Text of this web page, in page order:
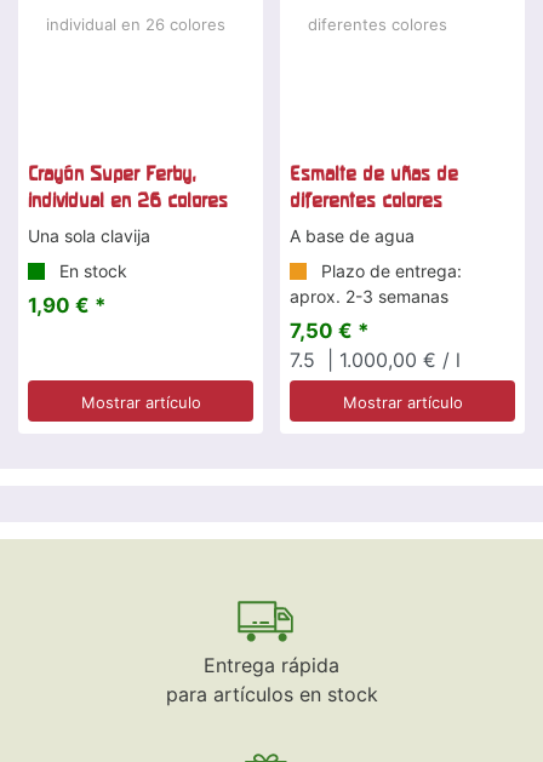
Crayón Super Ferby,
individual en 26 colores
Una sola clavija
En stock
1,90 € *
Mostrar artículo
Esmalte de uñas de
diferentes colores
A base de agua
Plazo de entrega:
aprox. 2-3 semanas
7,50 € *
7.5
| 1.000,00 € / l
Mostrar artículo
Entrega rápida
para artículos en stock